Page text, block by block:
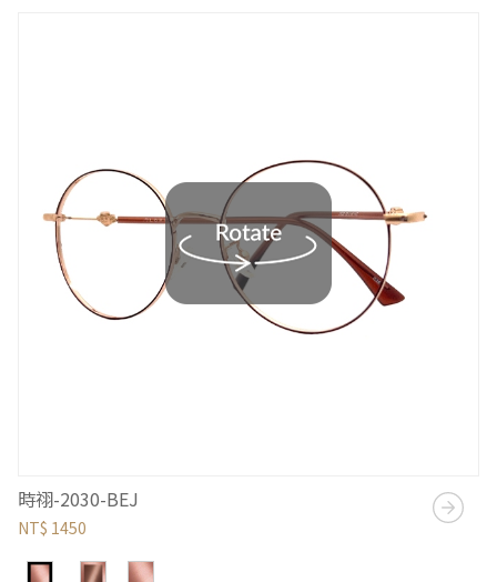
時祤-2030-BEJ
NT$ 1450